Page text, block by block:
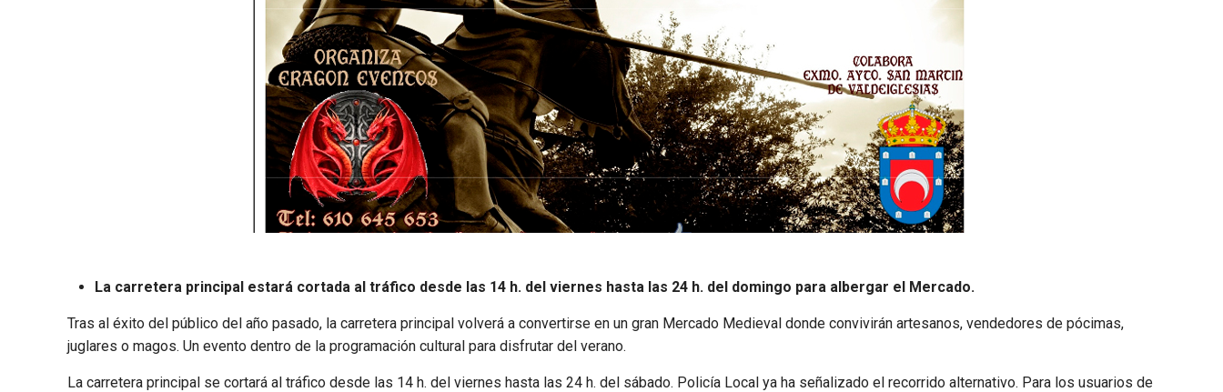
La carretera principal estará cortada al tráfico desde las 14 h. del viernes hasta las 24 h. del domingo para albergar el Mercado.
Tras al éxito del público del año pasado, la carretera principal volverá a convertirse en un gran Mercado Medieval donde convivirán artesanos, vendedores de pócimas,
juglares o magos. Un evento dentro de la programación cultural para disfrutar del verano.
La carretera principal se cortará al tráfico desde las 14 h. del viernes hasta las 24 h. del sábado. Policía Local ya ha señalizado el recorrido alternativo. Para los usuarios de